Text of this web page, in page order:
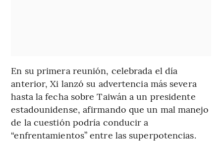
En su primera reunión, celebrada el día
anterior, Xi lanzó su advertencia más severa
hasta la fecha sobre Taiwán a un presidente
estadounidense, afirmando que un mal manejo
de la cuestión podría conducir a
“enfrentamientos” entre las superpotencias.